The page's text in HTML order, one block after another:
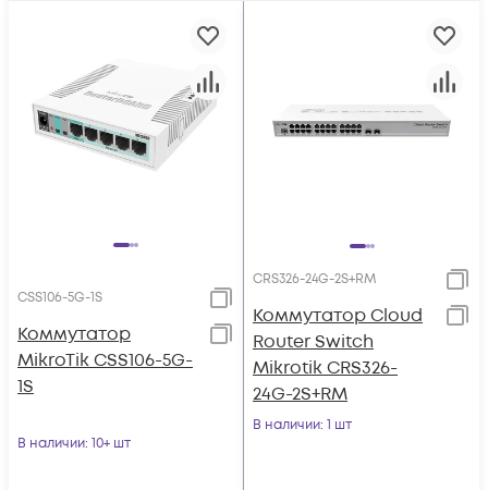
CSS106-5G-1S
Коммутатор
MikroTik CSS106-5G-
1S
В наличии: 10+ шт
CRS326-24G-2S+RM
Коммутатор Cloud
Router Switch
Mikrotik CRS326-
24G-2S+RM
В наличии: 1 шт